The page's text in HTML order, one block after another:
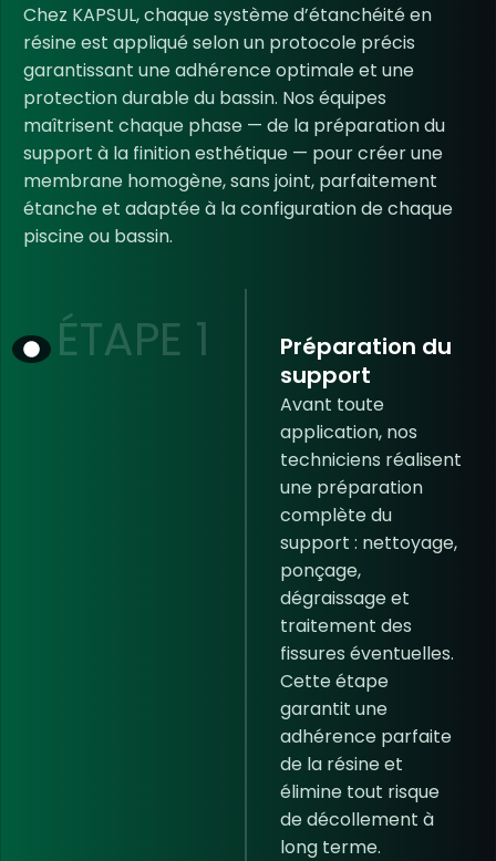
Chez KAPSUL, chaque système d’étanchéité en
résine est appliqué selon un protocole précis
garantissant uneadhérenceoptimale et une
protection durable du bassin. Nos équipes
maîtrisent chaque phase — de la préparation du
support à la finition esthétique — pour créer une
membrane homogène, sans joint, parfaitement
étanche et adaptée à la configuration de chaque
piscine ou bassin.
ÉTAPE 1
Préparation du
support
Avant toute
application, nos
techniciens réalisent
une préparation
complète du
support : nettoyage,
ponçage,
dégraissage et
traitement des
fissures éventuelles.
Cette étape
garantit une
adhérenceparfaite
de la résine et
élimine tout risque
dedécollement à
long terme.